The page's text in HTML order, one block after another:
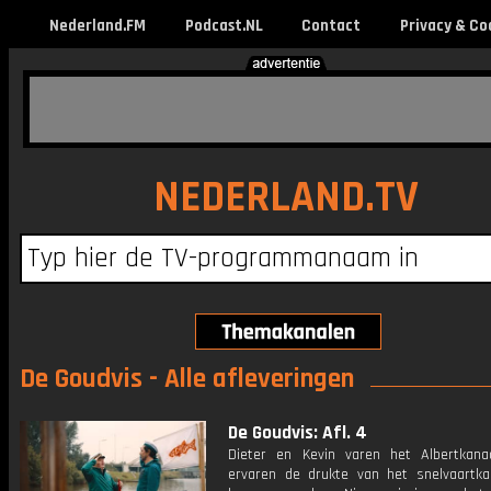
Nederland.FM Podcast.NL Contact Privacy &
NEDERLAND.TV
De Goudvis - Alle afleveringen
De Goudvis: Afl. 4
Dieter en Kevin varen het
ervaren de drukte van het